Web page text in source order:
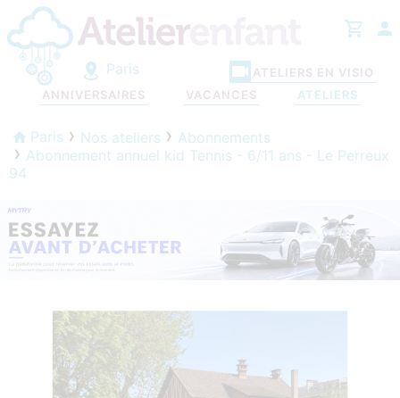
Paris
ANNIVERSAIRES VACANCES ATELIERS
ATELIERS EN VISIO
Paris Nos ateliers
Abonnements
Abonnement annuel kid Tennis - 6/11 ans - Le Perreux
94